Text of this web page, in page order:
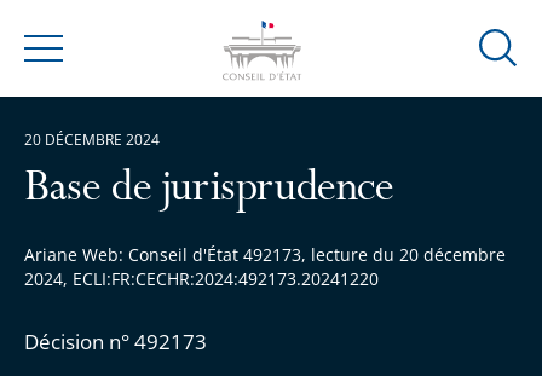
Menu
Ouvrir
Base de jurisprudence
Ariane Web: Conseil d'État 492173, lecture du 20 décembre
2024, ECLI:FR:CECHR:2024:492173.20241220
Décision n° 492173
20 DÉCEMBRE 2024